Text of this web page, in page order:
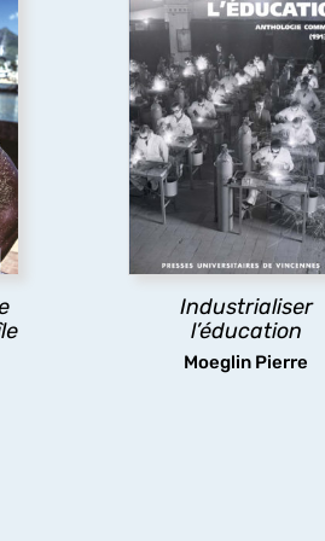
Industrialiser
l’éducation
Moeglin Pierre
Industrialiser
l’éducation
Pour mieux
mutations des
organisations,
pratiques
découvrir